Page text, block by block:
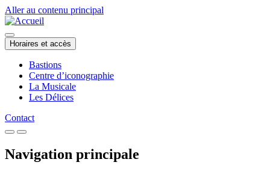
Aller au contenu principal
Horaires et accès
Bastions
Centre d’iconographie
La Musicale
Les Délices
Contact
Navigation principale